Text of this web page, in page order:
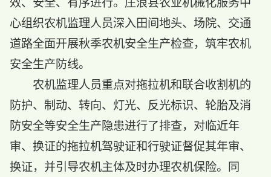
效、安全、有序进行。庄浪县农业机械化服务中
心组织农机监理人员深入田间地头、场院、交通
道路全面开展秋季农机安全生产检查，筑牢农机
安全生产防线。
农机监理人员重点对拖拉机和联合收割机的
防护、制动、转向、灯光、反光标识、轮胎及消
防安全等安全生产隐患进行了排查，对临近年
审、换证的拖拉机驾驶证和行驶证督促其年审、
换证，并引导农机主体及时办理农机保险。同